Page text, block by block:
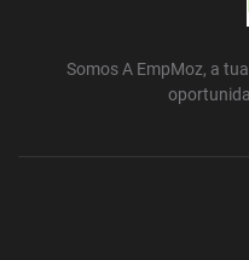
Somos A EmpMoz, a